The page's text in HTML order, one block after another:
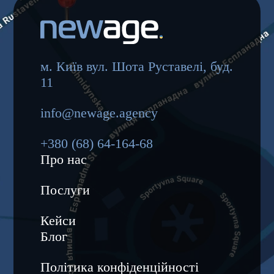
м. Київ вул. Шота Руставелі, буд.
11
info@newage.agency
+380 (68) 64-164-68
Про нас
Послуги
Кейси
Блог
Політика конфіденційності